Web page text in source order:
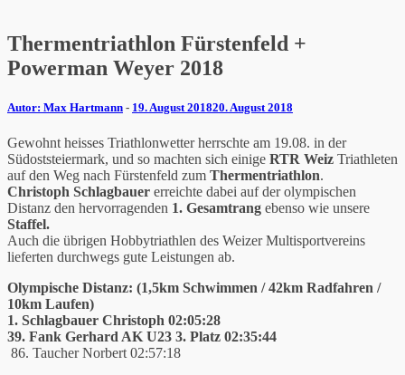
Thermentriathlon Fürstenfeld +
Powerman Weyer 2018
Max Hartmann - 19. August 201820. August 2018
Gewohnt heisses Triathlonwetter herrschte am 19.08. in der
Südoststeiermark, und so machten sich einige RTR Weiz Triathleten
auf den Weg nach Fürstenfeld zum Thermentriathlon.
Christoph Schlagbauer erreichte dabei auf der olympischen
Distanz den hervorragenden 1. Gesamtrang ebenso wie unsere
Staffel.
Auch die übrigen Hobbytriathlen des Weizer Multisportvereins
lieferten durchwegs gute Leistungen ab.
Olympische Distanz: (1,5km Schwimmen / 42km Radfahren /
10km Laufen)
1. Schlagbauer Christoph 02:05:28
39. Fank Gerhard AK U23 3. Platz 02:35:44
86. Taucher Norbert 02:57:18